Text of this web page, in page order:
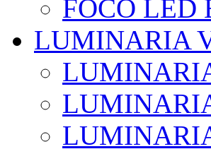
FOCO LED
LUMINARIA